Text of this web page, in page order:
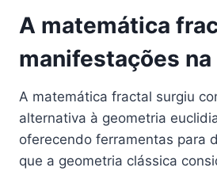
A matemática
manifestações
A matemática fractal surgiu
alternativa à geometria
oferecendo ferramentas para
que a geometria clássica